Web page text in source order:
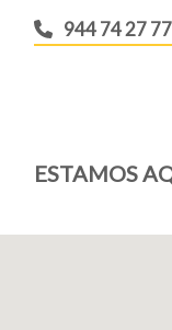
944 74 27 77
ESTAMOS